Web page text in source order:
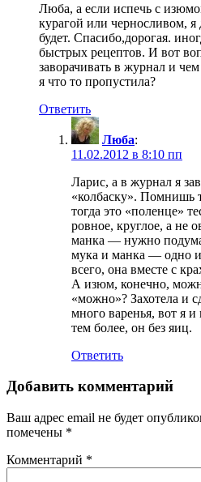
Люба, а если испечь с
курагой или черносливом,
будет. Спасибо,дорогая.
быстрых рецептов. И вот
заворачивать в журнал и
я что то пропустила?
Ответить
Люба:
11.02.2012 в 8:10 пп
Ларис, а в журнал я
«колбаску». Помнишь
тогда это «поленце»
ровное, круглое, а не
манка — нужно
мука и манка — одно
всего, она вместе с
А изюм, конечно,
«можно»? Захотела и
много варенья, вот я и
тем более, он без яиц.
Ответить
Добавить комментарий
Ваш адрес email не будет
помечены *
Комментарий *